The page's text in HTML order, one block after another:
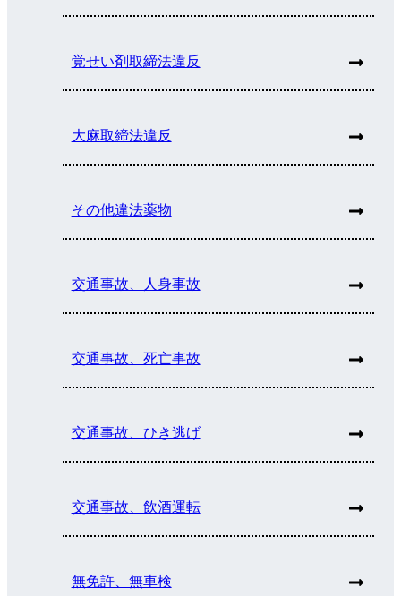
覚せい剤取締法違反
大麻取締法違反
その他違法薬物
交通事故、人身事故
交通事故、死亡事故
交通事故、ひき逃げ
交通事故、飲酒運転
無免許、無車検